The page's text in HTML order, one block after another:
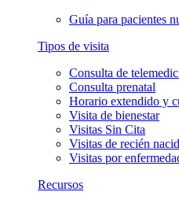
Guía para pacientes
Tipos de visita
Consulta de
Consulta prenatal
Horario extendido y
Visita de bienestar
Visitas Sin Cita
Visitas de recién
Visitas por
Recursos